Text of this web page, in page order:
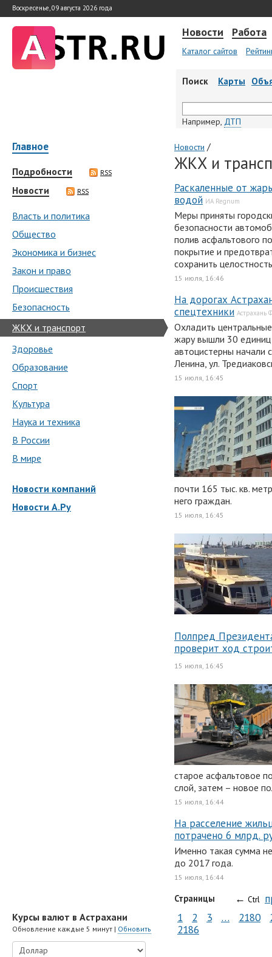
Воскресенье, 09 августа 2026 года
Новости Работа
Каталог сайтов
Поиск Карты
Например, ДТП
Главное
Подробности RSS
Новости RSS
Власть и политика
Общество
Экономика и бизнес
Закон и право
Происшествия
Безопасность
ЖКХ и транспорт
Здоровье
Образование
Спорт
Культура
Наука и техника
В России
В мире
Новости компаний
Новости А.Ру
Курсы валют в Астрахани
Обновление каждые 5 минут | Обновить
Новости /
ЖКХ и
Раскаленные от
водой ИА Regnum
Меры приняты
безопасности
полив асфальтового
покрытие и
сохранить
15 июля, 16:46
На дорогах
спецтехники Астрахань
Охладить
жару вышли 30 единиц
автоцистерны
Ленина, ул.
15 июля, 16:45
почти 165 тыс. кв.
него граждан.
15 июля, 16:45
Полпред
проверит ход
15 июля, 16:45
старое асфальтовое
слой, затем – новое
15 июля, 16:44
На расселение
потрачено 6 млрд.
Именно такая сумма
до 2017 года.
15 июля, 16:44
Страницы ← Ctrl
1
2 3 … 2180
2186